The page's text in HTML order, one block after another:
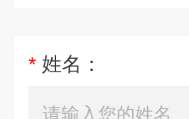
* 姓名：